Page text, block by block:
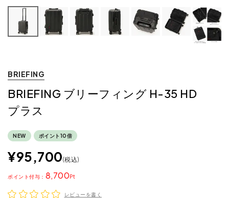
BRIEFING
BRIEFING ブリーフィング H-35 HD
プラス
NEW ポイント10倍
¥95,700 税込
8,700
ポイント
レビューを書く